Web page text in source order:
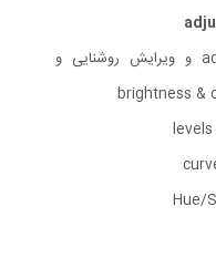
• مقدمه ای بر adjustment layers و ویرایش روشنایی و